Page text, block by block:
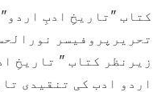
کتاب "تاریخِ ادبِ اردو"
تحریرپروفیسر
زیرنظر کتاب " تاریخِ
اردو ادب کی تنقیدی